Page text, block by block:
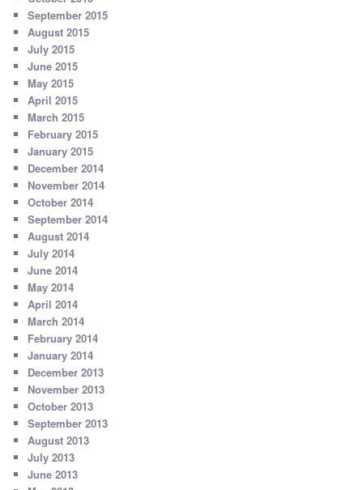
September 2015
August 2015
July 2015
June 2015
May 2015
April 2015
March 2015
February 2015
January 2015
December 2014
November 2014
October 2014
September 2014
August 2014
July 2014
June 2014
May 2014
April 2014
March 2014
February 2014
January 2014
December 2013
November 2013
October 2013
September 2013
August 2013
July 2013
June 2013